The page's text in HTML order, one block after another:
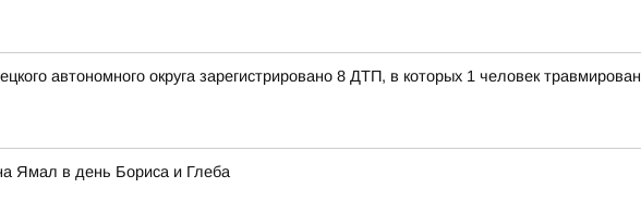
автономного округа зарегистрировано 8 ДТП, в которых 1 человек травмирован
Ямал в день Бориса и Глеба